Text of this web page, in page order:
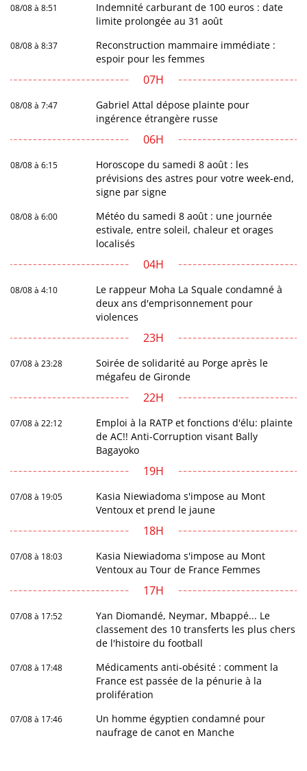
08/08 à 8:51
Indemnité carburant de 100 euros : date
limite prolongée au 31 août
08/08 à 8:37
Reconstruction mammaire immédiate :
espoir pour les femmes
07H
08/08 à 7:47
Gabriel Attal dépose plainte pour
ingérence étrangère russe
06H
08/08 à 6:15
Horoscope du samedi 8 août : les
prévisions des astres pour votre week-end,
signe par signe
08/08 à 6:00
Météo du samedi 8 août : une journée
estivale, entre soleil, chaleur et orages
localisés
04H
08/08 à 4:10
Le rappeur Moha La Squale condamné à
deux ans d'emprisonnement pour
violences
23H
07/08 à 23:28
Soirée de solidarité au Porge après le
mégafeu de Gironde
22H
07/08 à 22:12
Emploi à la RATP et fonctions d'élu: plainte
de AC!! Anti-Corruption visant Bally
Bagayoko
19H
07/08 à 19:05
Kasia Niewiadoma s'impose au Mont
Ventoux et prend le jaune
18H
07/08 à 18:03
Kasia Niewiadoma s'impose au Mont
Ventoux au Tour de France Femmes
17H
07/08 à 17:52
Yan Diomandé, Neymar, Mbappé... Le
classement des 10 transferts les plus chers
de l'histoire du football
07/08 à 17:48
Médicaments anti-obésité : comment la
France est passée de la pénurie à la
prolifération
07/08 à 17:46
Un homme égyptien condamné pour
naufrage de canot en Manche